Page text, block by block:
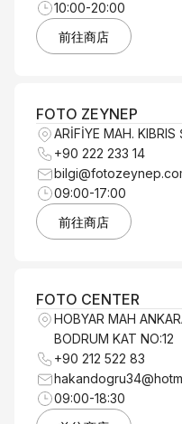
10:00-20:00
前往商店
FOTO ZEYNEP
ARİFİYE MAH.
+90 222 233 14
09:00-17:00
前往商店
FOTO CENTER
HOBYAR MAH
BODRUM KAT NO:12
+90 212 522 83
09:00-18:30